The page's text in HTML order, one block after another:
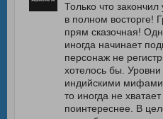
Только что
в полном восторге!
прям сказочная!
иногда начинает
персонаж не
хотелось бы.
индийскими мифами
то иногда не
поинтереснее. В